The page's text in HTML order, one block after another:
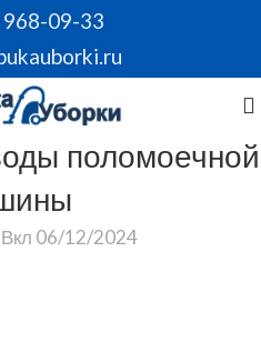
968-09-33
поломоечной
Вкл 06/12/2024